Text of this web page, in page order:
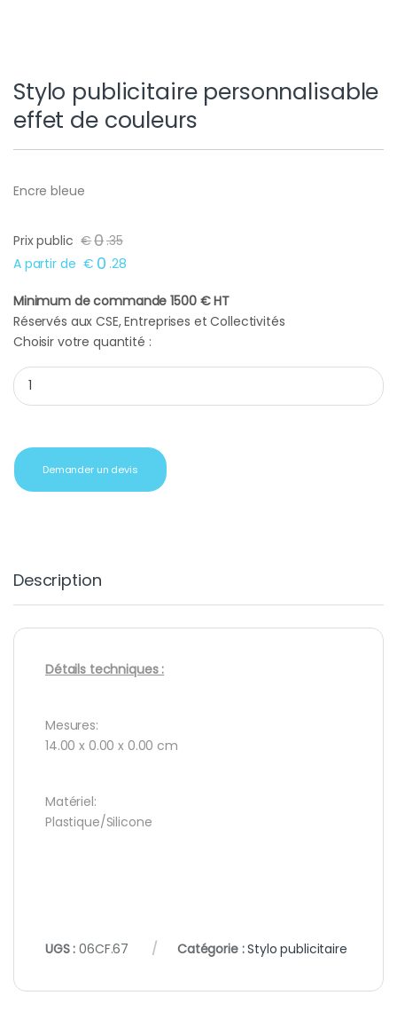
Stylo publicitaire personnalisable
effet de couleurs
Encre bleue
Prix public €0.35
A partir de € 0 .28
Minimum de commande 1500 € HT
Réservés aux CSE, Entreprises et Collectivités
Choisir votre quantité :
Stylo publicitaire personnalisable effet de couleurs quantity
Demander un devis
Description
Détails techniques :
Mesures:
14.00 x 0.00 x 0.00 cm
Matériel:
Plastique/Silicone
UGS :06CF.67 Catégorie :Stylo publicitaire